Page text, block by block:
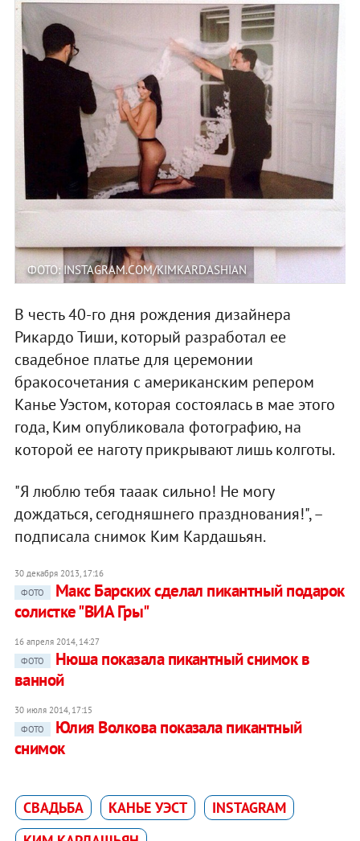
ФОТО: INSTAGRAM.COM/KIMKARDASHIAN
В честь 40-го дня рождения дизайнера
Рикардо Тиши, который разработал ее
свадебное платье для церемонии
бракосочетания с американским репером
Канье Уэстом, которая состоялась в мае этого
года, Ким опубликовала фотографию, на
которой ее наготу прикрывают лишь колготы.
"Я люблю тебя тааак сильно! Не могу
дождаться, сегодняшнего празднования!", –
подписала снимок Ким Кардашьян.
30 декабря 2013, 17:16
ФОТО
Макс Барских сделал пикантный подарок
солистке "ВИА Гры"
16 апреля 2014, 14:27
ФОТО
Нюша показала пикантный снимок в
ванной
30 июля 2014, 17:15
ФОТО
Юлия Волкова показала пикантный
снимок
СВАДЬБА КАНЬЕ УЭСТ
INSTAGRAM